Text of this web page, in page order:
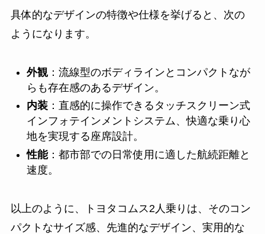
具体的なデザインの特徴や仕様を挙げると、次の
ようになります。
外観：流線型のボディラインとコンパクトなが
らも存在感のあるデザイン。
内装：直感的に操作できるタッチスクリーン式
インフォテインメントシステム、快適な乗り心
地を実現する座席設計。
性能：都市部での日常使用に適した航続距離と
速度。
以上のように、トヨタコムス2人乗りは、そのコン
パクトなサイズ感、先進的なデザイン、実用的な